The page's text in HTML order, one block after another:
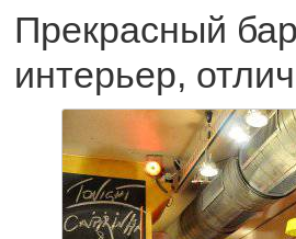
Прекрасный
интерьер,